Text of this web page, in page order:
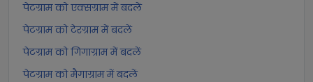
पेटग्राम को एक्सग्राम में बदलें
पेटग्राम को टेरग्राम में बदलें
पेटग्राम को गिगाग्राम में बदलें
पेटग्राम को मैगाग्राम में बदलें